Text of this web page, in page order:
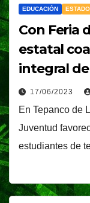
EDUCACIÓN ESTADO
Con Feria
estatal
integral
17/06/2023
En Tepanco de
Juventud
estudiantes de